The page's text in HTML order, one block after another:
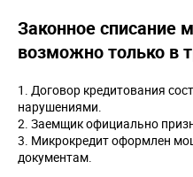
Законное списание
возможно только в
Договор кредитования
нарушениями.
Заемщик официально
Микрокредит оформлен
документам.